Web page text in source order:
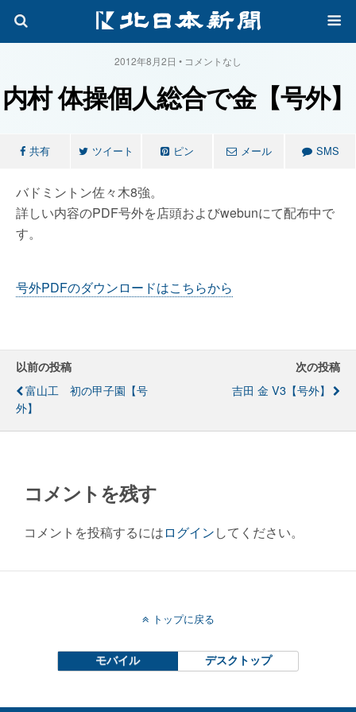
2012年8月2日 • コメントなし
内村 体操個人総合で金【号外】
共有 ツイート ピン メール SMS
バドミントン佐々木8強。
詳しい内容のPDF号外を店頭およびwebunにて配布中で
す。
号外PDFのダウンロードはこちらから
以前の投稿
富山工 初の甲子園【号
外】
次の投稿
吉田 金 V3【号外】
コメントを残す
コメントを投稿するにはログインしてください。
トップに戻る
モバイル デスクトップ